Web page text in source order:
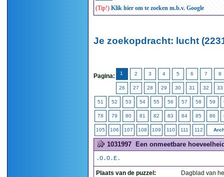
(Tip!) Klik hier om te zoeken m.b.v. Google
Je zoekopdracht: lucht
Pagina: 1 2 3 4 5 6 7 8
26 27 28 29 30 31 32 33
51 52 53 54 55 56 57 58 59
78 79 80 81 82 83 84 85 86
105 106 107 108 109 110 111 112
1031997 Een onmeetbare
.O.O.E.
Plaats van de puzzel:
Dagblad van